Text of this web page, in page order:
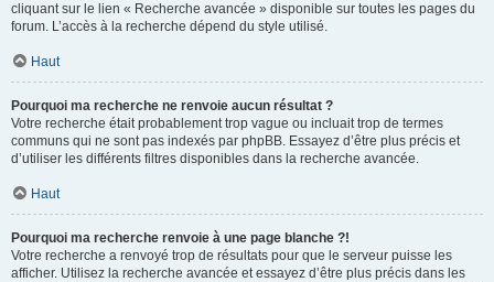
cliquant sur le lien « Recherche avancée » disponible sur toutes les pages du
forum. L’accès à la recherche dépend du style utilisé.
Haut
Pourquoi ma recherche ne renvoie aucun résultat ?
Votre recherche était probablement trop vague ou incluait trop de termes
communs qui ne sont pas indexés par phpBB. Essayez d’être plus précis et
d’utiliser les différents filtres disponibles dans la recherche avancée.
Haut
Pourquoi ma recherche renvoie à une page blanche ?!
Votre recherche a renvoyé trop de résultats pour que le serveur puisse les
afficher. Utilisez la recherche avancée et essayez d’être plus précis dans les